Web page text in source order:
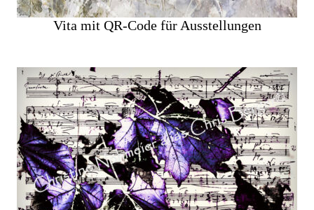
Vita mit QR-Code für Ausstellungen